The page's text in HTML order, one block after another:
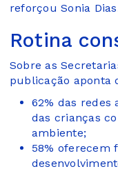
reforçou Sonia
Rotina
Sobre as
publicação aponta
62% das redes
das crianças
ambiente;
58% oferecem